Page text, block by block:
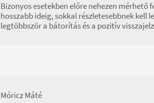
Bizonyos esetekben előre nehezen
hosszabb ideig, sokkal részletesebbnek kell
legtöbbször a bátorítás és a pozitív
Móricz Máté